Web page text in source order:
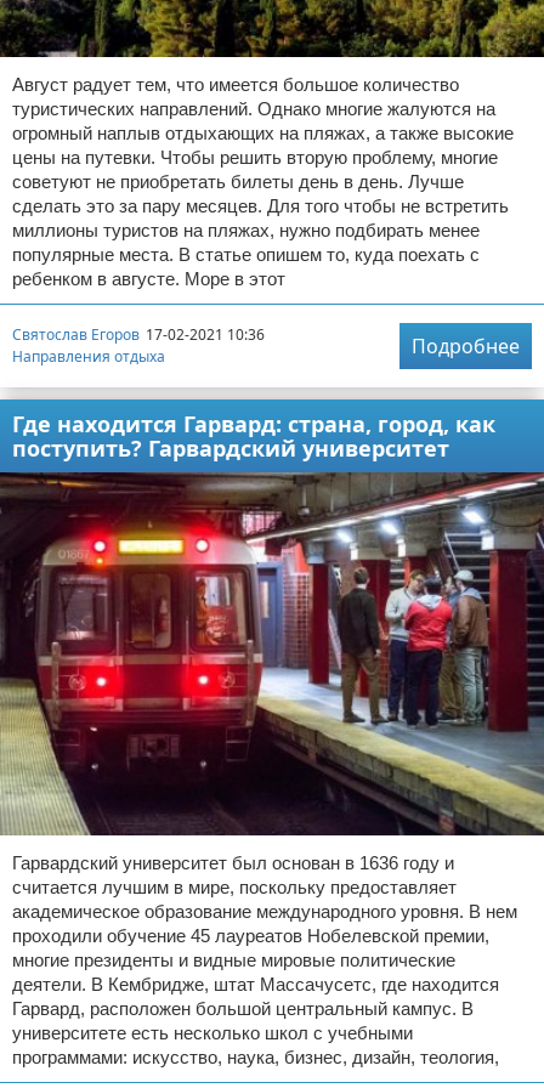
Август радует тем, что имеется большое количество
туристических направлений. Однако многие жалуются на
огромный наплыв отдыхающих на пляжах, а также высокие
цены на путевки. Чтобы решить вторую проблему, многие
советуют не приобретать билеты день в день. Лучше
сделать это за пару месяцев. Для того чтобы не встретить
миллионы туристов на пляжах, нужно подбирать менее
популярные места. В статье опишем то, куда поехать с
ребенком в августе. Море в этот
Святослав Егоров 17-02-2021 10:36
Направления отдыха
Подробнее
Где находится Гарвард: страна, город, как
поступить? Гарвардский университет
Гарвардский университет был основан в 1636 году и
считается лучшим в мире, поскольку предоставляет
академическое образование международного уровня. В нем
проходили обучение 45 лауреатов Нобелевской премии,
многие президенты и видные мировые политические
деятели. В Кембридже, штат Массачусетс, где находится
Гарвард, расположен большой центральный кампус. В
университете есть несколько школ с учебными
программами: искусство, наука, бизнес, дизайн, теология,